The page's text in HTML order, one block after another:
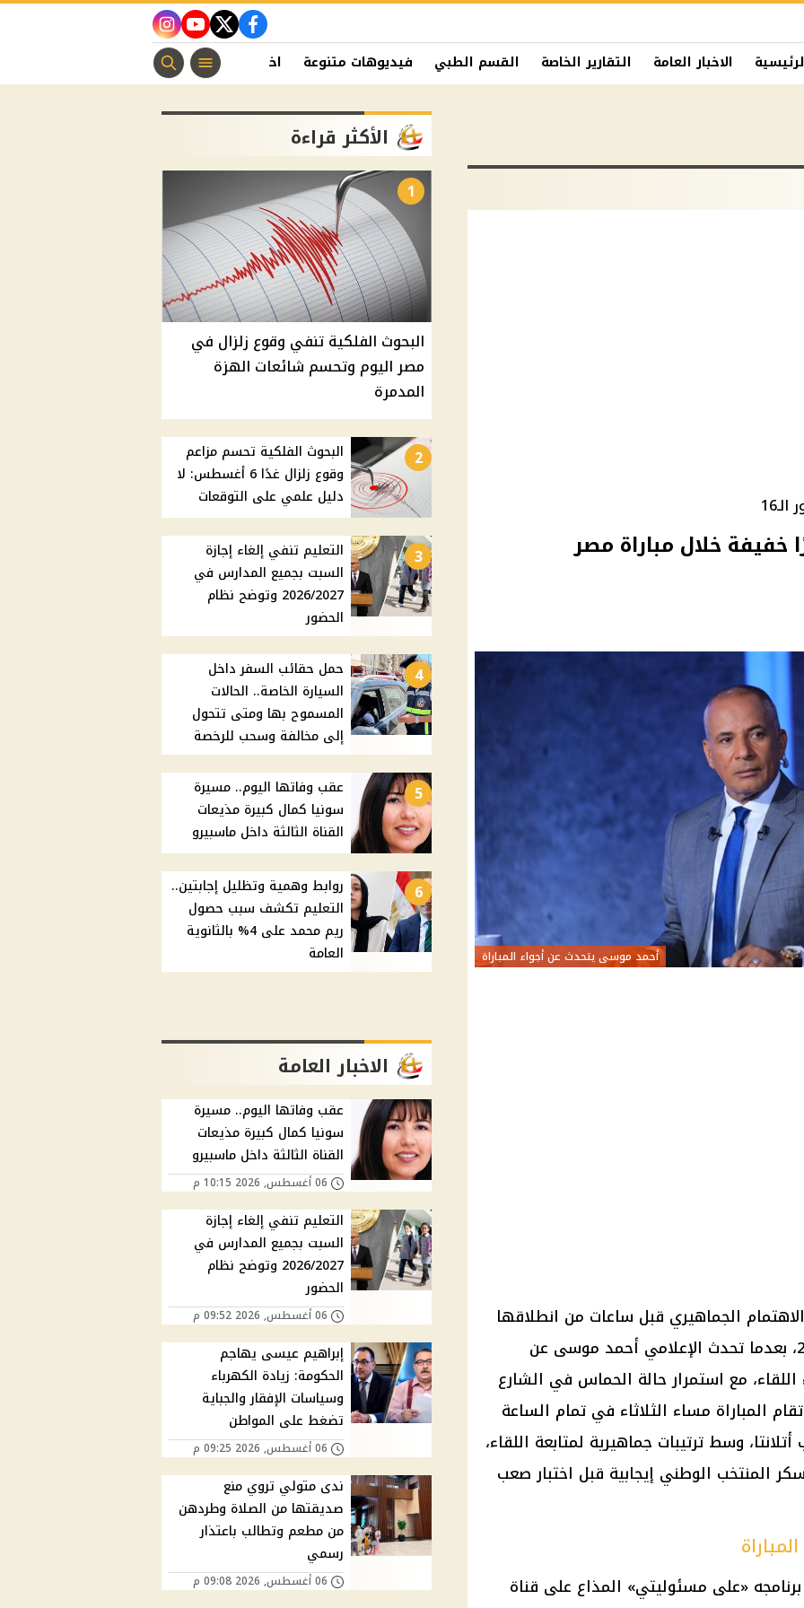
facebook
twitter
youtube
instagram
الاخبار العامة التقارير الخاصة القسم الطبي فيديوهات متنوعة اخبار الفن منوعات مسيحية
خلال مباراة مصر
أحمد موسى يتحدث عن أجواء المباراة
الجماهيري قبل ساعات من انطلاقها
في دور الـ16 من كأس العالم 2026، بعدما تحدث الإعلامي أحمد موسى عن
مع استمرار حالة الحماس في الشارع
المباراة مساء الثلاثاء في تمام الساعة
وسط ترتيبات جماهيرية لمتابعة اللقاء،
المنتخب الوطني إيجابية قبل اختبار صعب
«على مسئوليتي» المذاع على قناة
الأكثر قراءة
1
البحوث الفلكية تنفي وقوع زلزال في
مصر اليوم وتحسم شائعات الهزة
المدمرة
2
البحوث الفلكية تحسم مزاعم
وقوع زلزال غدًا 6 أغسطس: لا
دليل علمي على التوقعات
3
التعليم تنفي إلغاء إجازة
السبت بجميع المدارس في
2026/2027 وتوضح نظام
الحضور
4
حمل حقائب السفر داخل
السيارة الخاصة.. الحالات
المسموح بها ومتى تتحول
إلى مخالفة وسحب للرخصة
5
عقب وفاتها اليوم.. مسيرة
سونيا كمال كبيرة مذيعات
القناة الثالثة داخل ماسبيرو
6
روابط وهمية وتظليل إجابتين..
التعليم تكشف سبب حصول
ريم محمد على 4% بالثانوية
العامة
الاخبار العامة
عقب وفاتها اليوم.. مسيرة
سونيا كمال كبيرة مذيعات
القناة الثالثة داخل ماسبيرو
06 أغسطس, 2026 10:15 م
التعليم تنفي إلغاء إجازة
السبت بجميع المدارس في
2026/2027 وتوضح نظام
الحضور
06 أغسطس, 2026 09:52 م
إبراهيم عيسى يهاجم
الحكومة: زيادة الكهرباء
وسياسات الإفقار والجباية
تضغط على المواطن
06 أغسطس, 2026 09:25 م
ندى متولي تروي منع
صديقتها من الصلاة وطردهن
من مطعم وتطالب باعتذار
رسمي
06 أغسطس, 2026 09:08 م